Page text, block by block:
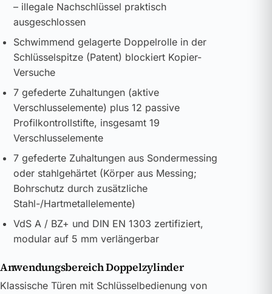
– illegale Nachschlüssel praktisch
ausgeschlossen
Schwimmend gelagerte Doppelrolle in der
Schlüsselspitze (Patent) blockiert Kopier-
Versuche
7 gefederte Zuhaltungen (aktive
Verschlusselemente) plus 12 passive
Profilkontrollstifte, insgesamt 19
Verschlusselemente
7 gefederte Zuhaltungen aus Sondermessing
oder stahlgehärtet (Körper aus Messing;
Bohrschutz durch zusätzliche
Stahl-/Hartmetallelemente)
VdS A / BZ+ und DIN EN 1303 zertifiziert,
modular auf 5 mm verlängerbar
Anwendungsbereich Doppelzylinder
Klassische Türen mit Schlüsselbedienung von